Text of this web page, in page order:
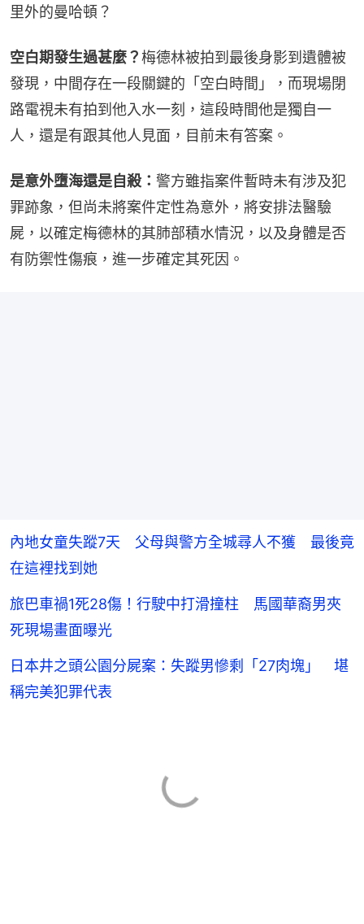
里外的曼哈頓？
空白期發生過甚麼？梅德林被拍到最後身影到遺體被
發現，中間存在一段關鍵的「空白時間」，而現場閉
路電視未有拍到他入水一刻，這段時間他是獨自一
人，還是有跟其他人見面，目前未有答案。
是意外墮海還是自殺： 警方雖指案件暫時未有涉及犯
罪跡象，但尚未將案件定性為意外，將安排法醫驗
屍，以確定梅德林的其肺部積水情況，以及身體是否
有防禦性傷痕，進一步確定其死因。
內地女童失蹤7天 父母與警方全城尋人不獲 最後竟
在這裡找到她
旅巴車禍1死28傷！行駛中打滑撞柱 馬國華裔男夾
死現場畫面曝光
日本井之頭公園分屍案：失蹤男慘剩「27肉塊」 堪
稱完美犯罪代表